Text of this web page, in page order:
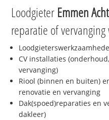
Loodgieter Emmen
reparatie of vervanging
CV installaties
vervanging)
Riool (binnen en buiten)
renovatie en vervanging
Dak(spoed)reparaties en
dakleer)